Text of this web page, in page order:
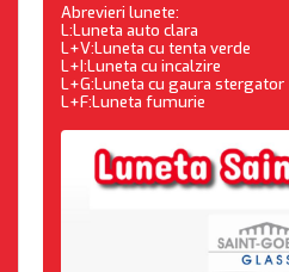
Abrevieri lunete:
L:Luneta auto clara
L+V:Luneta cu tenta verde
L+I:Luneta cu incalzire
L+G:Luneta cu gaura stergator
L+F:Luneta fumurie